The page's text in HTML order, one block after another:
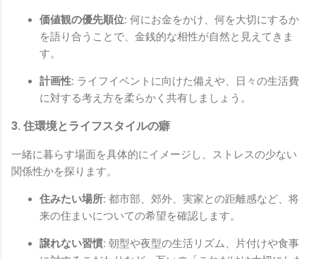
価値観の優先順位: 何にお金をかけ、何を大切にするか
を語り合うことで、金銭的な相性が自然と見えてきま
す。
計画性: ライフイベントに向けた備えや、日々の生活費
に対する考え方を柔らかく共有しましょう。
3. 住環境とライフスタイルの癖
一緒に暮らす場面を具体的にイメージし、ストレスの少ない
関係性かを探ります。
住みたい場所: 都市部、郊外、実家との距離感など、将
来の住まいについての希望を確認します。
譲れない習慣: 朝型や夜型の生活リズム、片付けや食事